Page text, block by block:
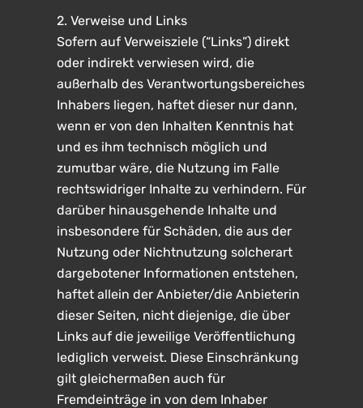
2. Verweise und Links
Sofern auf Verweisziele (“Links”) direkt
oder indirekt verwiesen wird, die
außerhalb des Verantwortungsbereiches
Inhabers liegen, haftet dieser nur dann,
wenn er von den Inhalten Kenntnis hat
und es ihm technisch möglich und
zumutbar wäre, die Nutzung im Falle
rechtswidriger Inhalte zu verhindern. Für
darüber hinausgehende Inhalte und
insbesondere für Schäden, die aus der
Nutzung oder Nichtnutzung solcherart
dargebotener Informationen entstehen,
haftet allein der Anbieter/die Anbieterin
dieser Seiten, nicht diejenige, die über
Links auf die jeweilige Veröffentlichung
lediglich verweist. Diese Einschränkung
gilt gleichermaßen auch für
Fremdeinträge in von dem Inhaber